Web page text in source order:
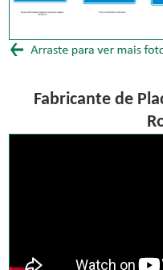
Fabricante de